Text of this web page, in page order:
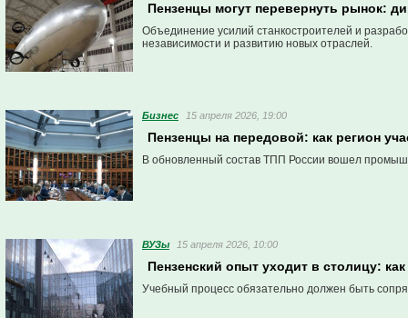
Пензенцы могут перевернуть рынок:
Объединение усилий станкостроителей и
независимости и развитию новых отраслей.
Бизнес 15 апреля 2026, 19:00
Пензенцы на передовой: как регион
В обновленный состав ТПП России вошел
ВУЗы 15 апреля 2026, 10:00
Пензенский опыт уходит в столицу:
Учебный процесс обязательно должен быть